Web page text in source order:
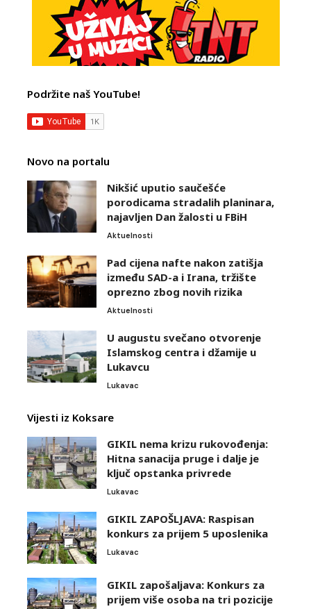
Podržite naš YouTube!
Novo na portalu
Nikšić uputio saučešće
porodicama stradalih planinara,
najavljen Dan žalosti u FBiH
Aktuelnosti
Pad cijena nafte nakon zatišja
između SAD-a i Irana, tržište
oprezno zbog novih rizika
Aktuelnosti
U augustu svečano otvorenje
Islamskog centra i džamije u
Lukavcu
Lukavac
Vijesti iz Koksare
GIKIL nema krizu rukovođenja:
Hitna sanacija pruge i dalje je
ključ opstanka privrede
Lukavac
GIKIL ZAPOŠLJAVA: Raspisan
konkurs za prijem 5 uposlenika
Lukavac
GIKIL zapošaljava: Konkurs za
prijem više osoba na tri pozicije